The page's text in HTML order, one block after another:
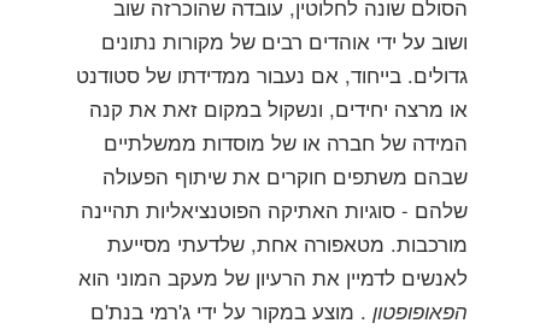
הסולם שונה לחלוטין, עובדה שהוכרזה שוב
ושוב על ידי אוהדים רבים של מקורות נתונים
גדולים. בייחוד, אם נעבור ממדידתו של סטודנט
או מרצה יחידים, ונשקול במקום זאת את קנה
המידה של חברה או של מוסדות ממשלתיים
שבהם משתפים חוקרים את שיתוף הפעולה
שלהם - סוגיות האתיקה הפוטנציאליות תהיינה
מורכבות. מטאפורה אחת, שלדעתי מסייעת
לאנשים לדמיין את הרעיון של מעקב המוני הוא
הפאופופטון . מוצע במקור על ידי ג'רמי בנת'ם